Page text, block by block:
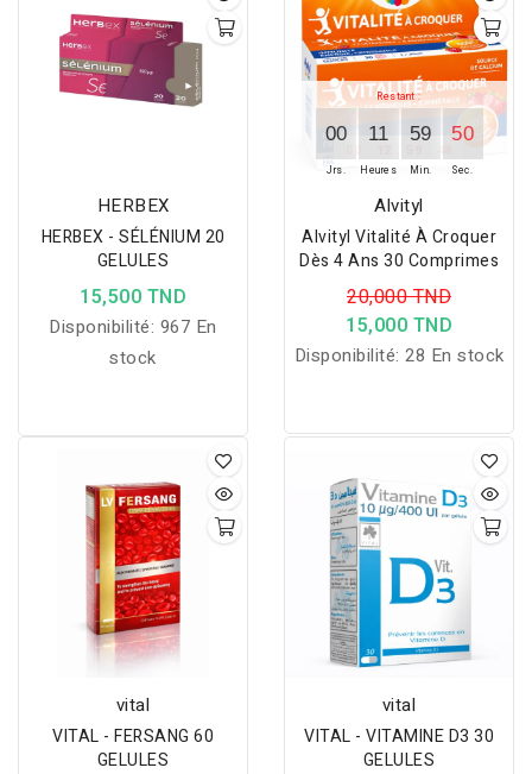
HERBEX
HERBEX - SÉLÉNIUM 20
GELULES
15,500 TND
Disponibilité: 967 En
stock
Restant :
00
Jrs.
11
Heures
59
Min.
50
Sec.
: :
Alvityl
Alvityl Vitalité À Croquer
Dès 4 Ans 30 Comprimes
20,000 TND
15,000 TND
Disponibilité: 28 En stock
vital
VITAL - FERSANG 60
GELULES
vital
VITAL - VITAMINE D3 30
GELULES